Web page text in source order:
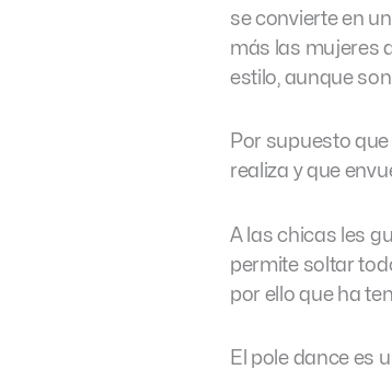
se convierte en
más las mujeres
estilo, aunque
Por supuesto
realiza y que
A las chicas les
permite soltar
por ello que ha
El pole dance es